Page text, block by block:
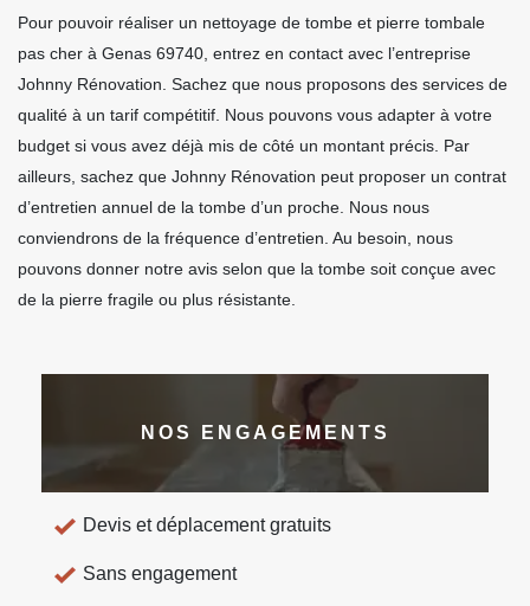
Pour pouvoir réaliser un nettoyage de tombe et pierre tombale
pas cher à Genas 69740, entrez en contact avec l’entreprise
Johnny Rénovation. Sachez que nous proposons des services de
qualité à un tarif compétitif. Nous pouvons vous adapter à votre
budget si vous avez déjà mis de côté un montant précis. Par
ailleurs, sachez que Johnny Rénovation peut proposer un contrat
d’entretien annuel de la tombe d’un proche. Nous nous
conviendrons de la fréquence d’entretien. Au besoin, nous
pouvons donner notre avis selon que la tombe soit conçue avec
de la pierre fragile ou plus résistante.
NOS ENGAGEMENTS
Devis et déplacement gratuits
Sans engagement